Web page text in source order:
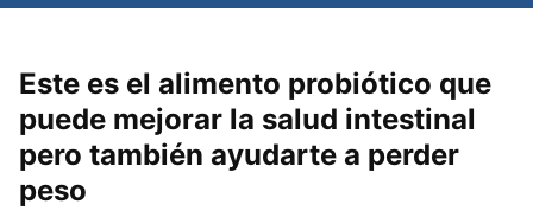
Este es el alimento probiótico que
puede mejorar la salud intestinal
pero también ayudarte a perder
peso